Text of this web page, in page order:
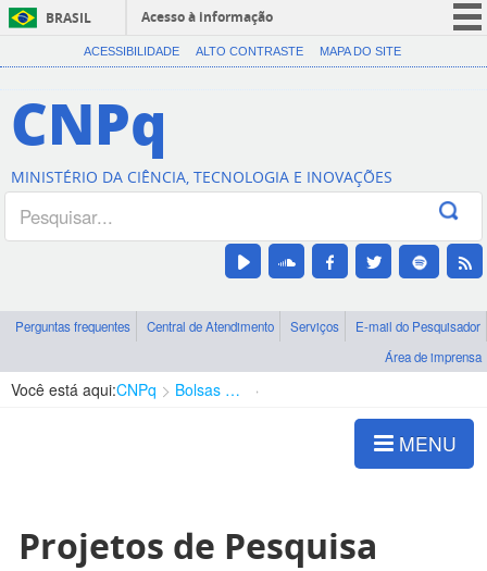
BRASIL
Acesso à informação
CORONAVÍRUS (COVID-19)
Canais
ACESSIBILIDADE ALTO CONTRASTE MAPA DO SITE
CNPq
MINISTÉRIO DA CIÊNCIA, TECNOLOGIA E INOVAÇÕES
Perguntas frequentes Central de Atendimento Serviços
E-mail do Pesquisador
Área de imprensa
Você está aqui:CNPq Bolsas e Auxílios Vigentes
MENU
Projetos de Pesquisa